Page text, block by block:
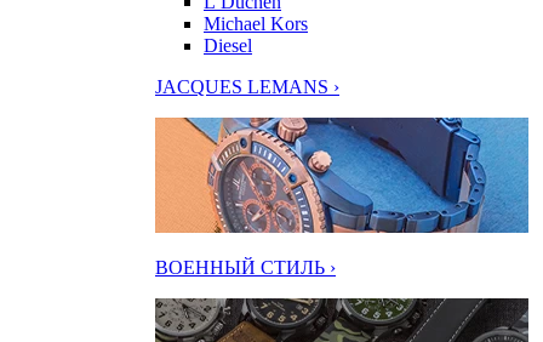
Michael Kors
Diesel
JACQUES LEMANS ›
ВОЕННЫЙ СТИЛЬ ›